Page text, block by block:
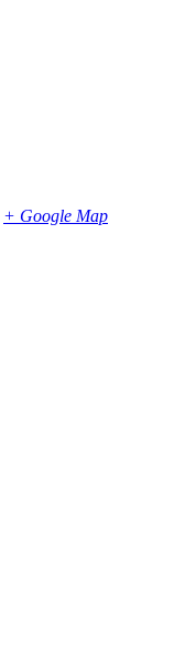
+ Google Map